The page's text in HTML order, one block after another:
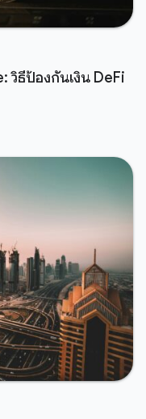
วิธีป้องกันเงิน DeFi